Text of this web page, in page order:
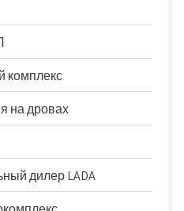
комплекс
на дровах
дилер LADA